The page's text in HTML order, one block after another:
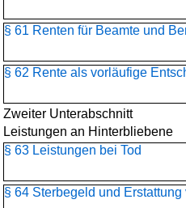
§ 61 Renten für Beamte und
§ 62 Rente als vorläufige
Zweiter Unterabschnitt
Leistungen an Hinterbliebene
§ 63 Leistungen bei Tod
§ 64 Sterbegeld und